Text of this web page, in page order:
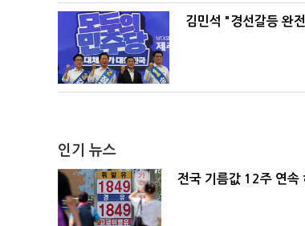
김민석 "경선갈등 완
인기 뉴스
전국 기름값 12주 연